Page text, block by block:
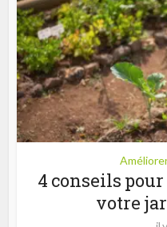
4 conseils
votre